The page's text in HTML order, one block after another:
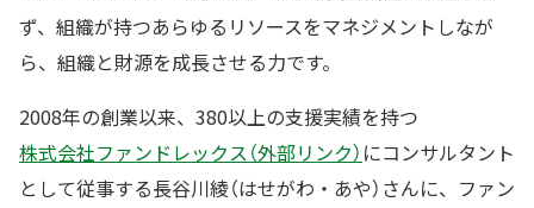
ず、組織が持つあらゆるリソースをマネジメントしなが
ら、組織と財源を成長させる力です。
2008年の創業以来、380以上の支援実績を持つ
株式会社ファンドレックス（外部リンク） にコンサルタント
として従事する長谷川綾（はせがわ・あや）さんに、ファン